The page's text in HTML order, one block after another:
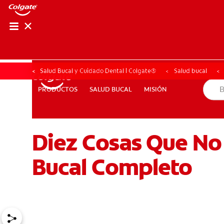
PRODUCTOS SALUD BUCAL MISIÓN
PARA PROFESIONALES CL (ES) SUSCRÍBASE
PRODUCTOS SALUD BUCAL MISIÓN
CHEQUEO DE
Salud Bucal y Cuidado Dental | Colgate® Salud bucal
Diez Cosas Que
Bucal Completo